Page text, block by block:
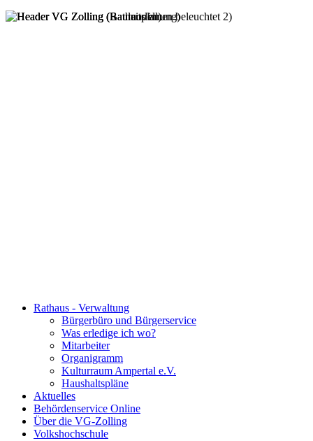
Rathaus - Verwaltung
Bürgerbüro und Bürgerservice
Was erledige ich wo?
Mitarbeiter
Organigramm
Kulturraum Ampertal e.V.
Haushaltspläne
Aktuelles
Behördenservice Online
Über die VG-Zolling
Volkshochschule